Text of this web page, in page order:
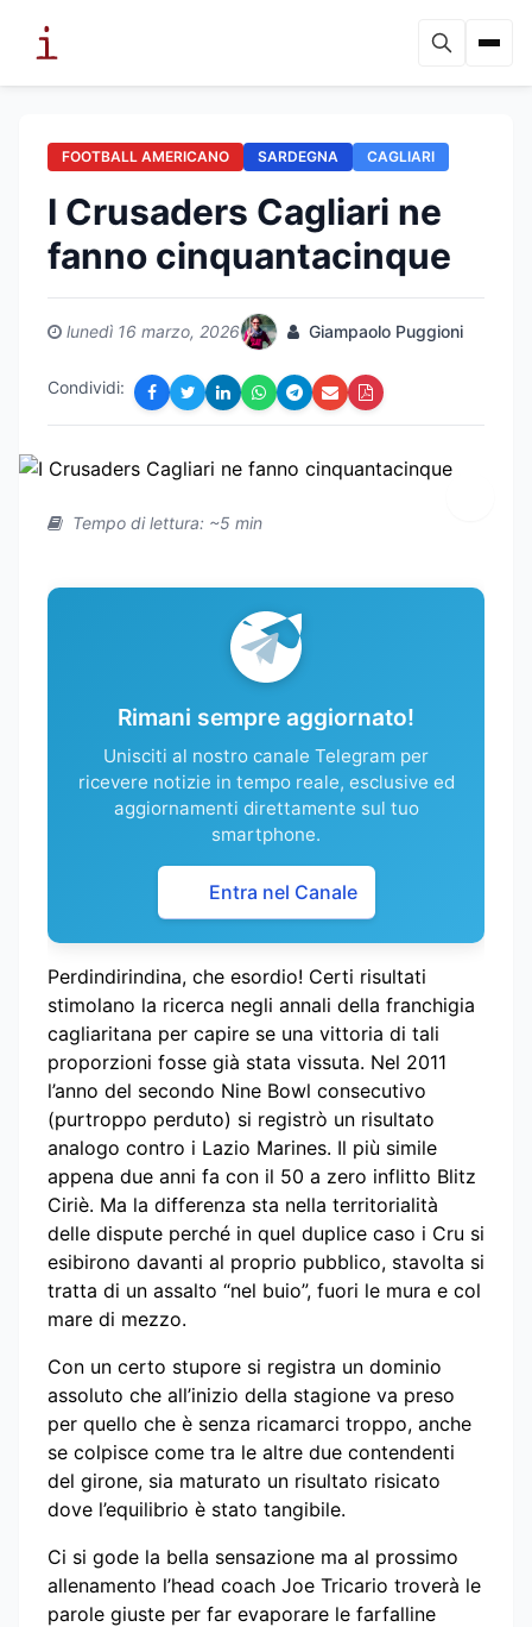
FOOTBALL AMERICANO SARDEGNA CAGLIARI
I Crusaders Cagliari ne
fanno cinquantacinque
lunedì 16 marzo, 2026 Giampaolo Puggioni
Condividi:
Tempo di lettura: ~5 min
Rimani sempre aggiornato!
Unisciti al nostro canale Telegram per
ricevere notizie in tempo reale, esclusive ed
aggiornamenti direttamente sul tuo
smartphone.
Entra nel Canale
Perdindirindina, che esordio! Certi risultati
stimolano la ricerca negli annali della franchigia
cagliaritana per capire se una vittoria di tali
proporzioni fosse già stata vissuta. Nel 2011
l’anno del secondo Nine Bowl consecutivo
(purtroppo perduto) si registrò un risultato
analogo contro i Lazio Marines. Il più simile
appena due anni fa con il 50 a zero inflitto Blitz
Ciriè. Ma la differenza sta nella territorialità
delle dispute perché in quel duplice caso i Cru si
esibirono davanti al proprio pubblico, stavolta si
tratta di un assalto “nel buio”, fuori le mura e col
mare di mezzo.
Con un certo stupore si registra un dominio
assoluto che all’inizio della stagione va preso
per quello che è senza ricamarci troppo, anche
se colpisce come tra le altre due contendenti
del girone, sia maturato un risultato risicato
dove l’equilibrio è stato tangibile.
Ci si gode la bella sensazione ma al prossimo
allenamento l’head coach Joe Tricario troverà le
parole giuste per far evaporare le farfalline